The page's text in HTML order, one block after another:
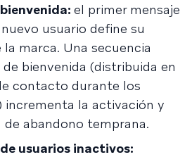
el primer mensaje
usuario define su
marca. Una secuencia
bienvenida (distribuida en
contacto durante los
incrementa la activación y
de abandono temprana.
usuarios inactivos: